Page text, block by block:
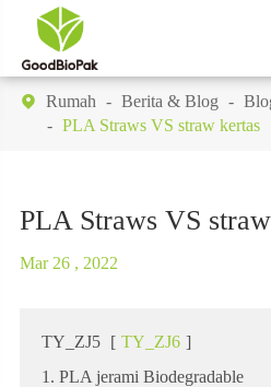
 Rumah Berita & Blog
PLA Straws VS straw kertas
PLA Straws VS
Mar 26 , 2022
TY_ZJ5 [ TY_ZJ6 ]
1. PLA jerami Biodegradable